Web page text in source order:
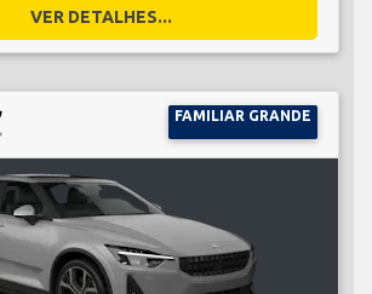
VER DETALHES...
FAMILIAR GRANDE